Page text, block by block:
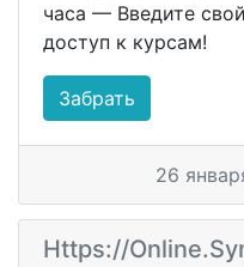
часа — Введите
доступ к курсам!
Забрать
26
Https://